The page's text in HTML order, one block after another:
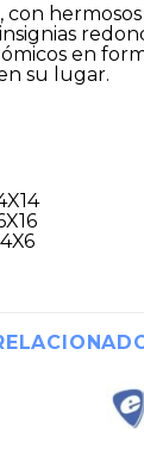
en
su lugar.